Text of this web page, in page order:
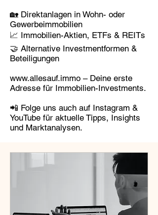
🏡 Direktanlagen in Wohn- oder
Gewerbeimmobilien
📈 Immobilien-Aktien, ETFs & REITs
🤝 Alternative Investmentformen &
Beteiligungen
www.allesauf.immo – Deine erste
Adresse für Immobilien-Investments.
📲 Folge uns auch auf Instagram &
YouTube für aktuelle Tipps, Insights
und Marktanalysen.